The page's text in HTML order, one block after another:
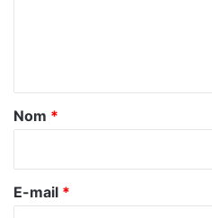
a
r
e
Nom *
E-mail *